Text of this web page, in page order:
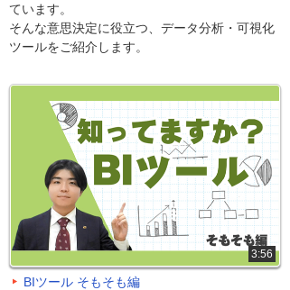
ています。
そんな意思決定に役立つ、データ分析・可視化
ツールをご紹介します。
3:56
BIツール そもそも編